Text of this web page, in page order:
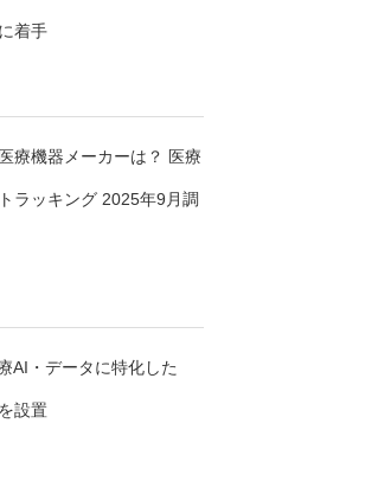
着手
療機器メーカーは？ 医療
ラッキング 2025年9月調
AI・データに特化した
設置